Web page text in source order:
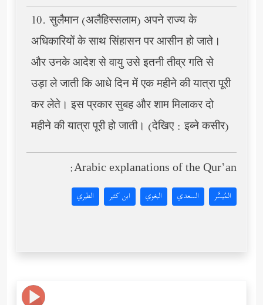
10. सुलैमान (अलैहिस्सलाम) अपने राज्य के
अधिकारियों के साथ सिंहासन पर आसीन हो जाते।
और उनके आदेश से वायु उसे इतनी तीव्र गति से
उड़ा ले जाती कि आधे दिन में एक महीने की यात्रा पूरी
कर लेते। इस प्रकार सुबह और शाम मिलाकर दो
महीने की यात्रा पूरी हो जाती। (देखिए : इब्ने कसीर)
Arabic explanations of the Qur’an:
المُيسَّر السعدي البغوي ابن كثير الطبري